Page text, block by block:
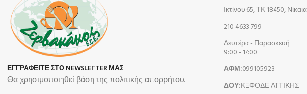
ΕΓΓΡΑΦΕΙΤΕ ΣΤΟ NEWSLETTER ΜΑΣ
Θα χρησιμοποιηθεί βάση της πολιτικής απορρήτου.
Ικτίνου 65, ΤΚ 18450, Νίκαια
210 4633 799
Δευτέρα - Παρασκευή
9:00 - 17:00
ΑΦΜ:099105923
ΔΟΥ:ΚΕΦΟΔΕ ΑΤΤΙΚΗΣ